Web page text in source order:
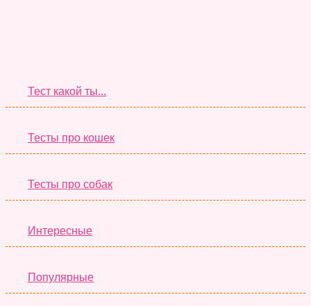
Тест какой ты...
Тесты про кошек
Тесты про собак
Интересные
Популярные